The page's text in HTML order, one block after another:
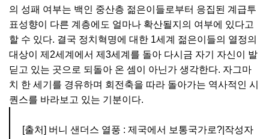
의 성패 여부는 백인 중산층 젊은이들로부터 응집된 계급투
표성향이 다른 계층에도 얼마나 확산될지의 여부에 있다고
할 수 있다. 결국 정치혁명에 대한 1세계 젊은이들의 열정의
대상이 제2세계에서 제3세계를 돌아 다시금 자기 자신이 발
딛고 있는 곳으로 되돌아 온 셈이 아닌가 생각한다. 자그마
치 한 세기를 경유하며 회전축을 따라 돌아가는 역사적인 시
퀀스를 바라보고 있는 기분이다.
[출처] 버니 샌더스 열풍 : 제국에서 보통국가로?|작성자